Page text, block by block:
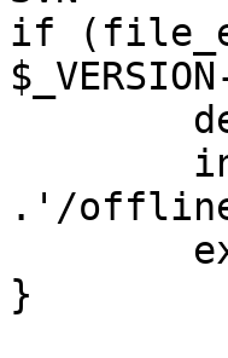
if
.'/
}